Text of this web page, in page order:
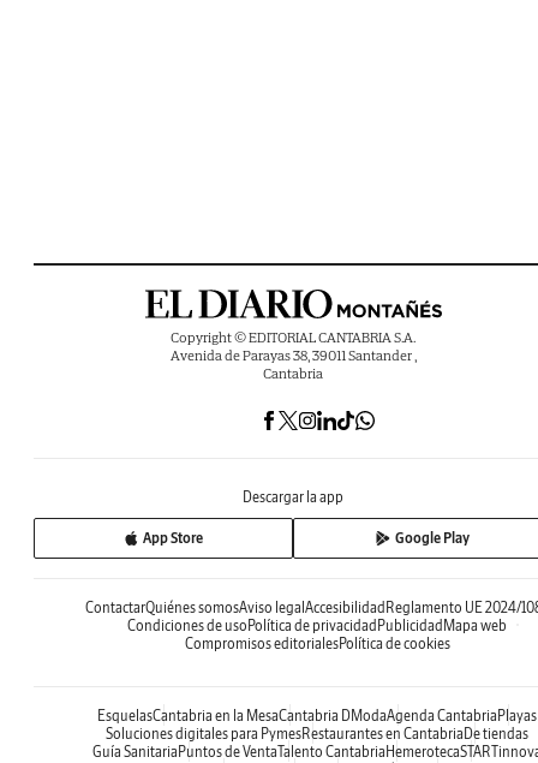
Copyright © EDITORIAL CANTABRIA S.A.
Avenida de Parayas 38, 39011 Santander ,
Cantabria
Descargar la app
App Store Google Play
ContactarQuiénes somosAviso legalAccesibilidadReglamento UE 2024/
Condiciones de usoPolítica de privacidadPublicidadMapa web
Compromisos editorialesPolítica de cookies
EsquelasCantabria en la MesaCantabria DModaAgenda CantabriaPlayas
Soluciones digitales para PymesRestaurantes en CantabriaDe tiendas
Guía SanitariaPuntos de VentaTalento CantabriaHemeroteca